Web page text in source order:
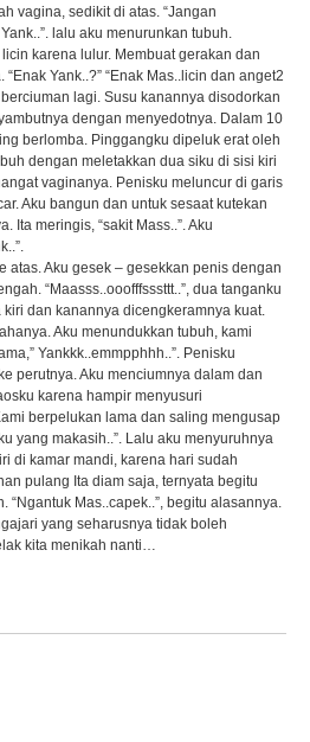
vagina, sedikit di atas. “Jangan
lalu aku menurunkan tubuh.
karena lulur. Membuat gerakan dan
Yank..?” “Enak Mas..licin dan anget2
lagi. Susu kanannya disodorkan
dengan menyedotnya. Dalam 10
berlomba. Pinggangku dipeluk erat oleh
dengan meletakkan dua siku di sisi kiri
vaginanya. Penisku meluncur di garis
Aku bangun dan untuk sesaat kutekan
Ita meringis, “sakit Mass..”. Aku
atas. Aku gesek – gesekkan penis dengan
“Maasss..ooofffsssttt..”, dua tanganku
dan kanannya dicengkeramnya kuat.
Aku menundukkan tubuh, kami
Yankkk..emmpphhh..”. Penisku
perutnya. Aku menciumnya dalam dan
karena hampir menyusuri
berpelukan lama dan saling mengusap
yang makasih..”. Lalu aku menyuruhnya
di kamar mandi, karena hari sudah
pulang Ita diam saja, ternyata begitu
“Ngantuk Mas..capek..”, begitu alasannya.
yang seharusnya tidak boleh
kita menikah nanti…